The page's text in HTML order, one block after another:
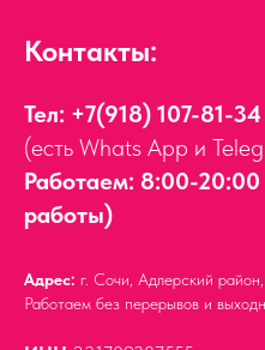
Контакты:
Тел: +7(918) 107-81-34
(есть Whats App и
Работаем: 8:00-
работы)
Адрес: г. Сочи, Адлерский район,
Работаем без перерывов и